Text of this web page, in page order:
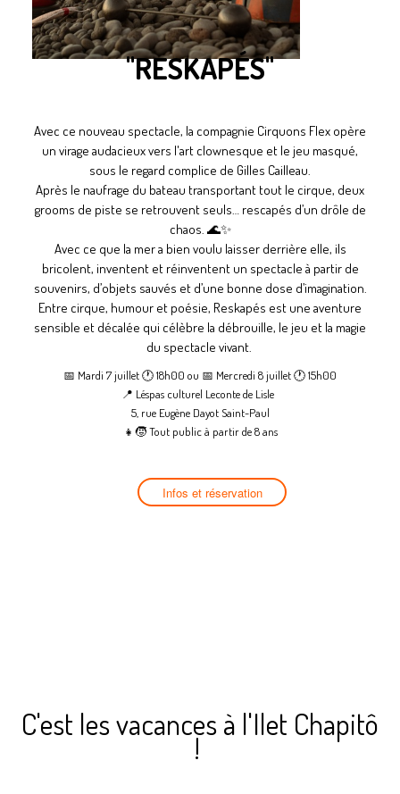
"RESKAPÉS"
Avec ce nouveau spectacle, la compagnie Cirquons Flex opère
un virage audacieux vers l'art clownesque et le jeu masqué,
sous le regard complice de Gilles Cailleau.
Après le naufrage du bateau transportant tout le cirque, deux
grooms de piste se retrouvent seuls… rescapés d’un drôle de
chaos. 🌊✨
Avec ce que la mer a bien voulu laisser derrière elle, ils
bricolent, inventent et réinventent un spectacle à partir de
souvenirs, d’objets sauvés et d’une bonne dose d’imagination.
Entre cirque, humour et poésie, Reskapés est une aventure
sensible et décalée qui célèbre la débrouille, le jeu et la magie
du spectacle vivant.
📅 Mardi 7 juillet 🕐 18h00 ou 📅 Mercredi 8 juillet 🕐 15h00
📍 Léspas culturel Leconte de Lisle
5, rue Eugène Dayot Saint-Paul
👧🧒 Tout public à partir de 8 ans
Infos et réservation
C'est les vacances à l'Ilet Chapitô
!